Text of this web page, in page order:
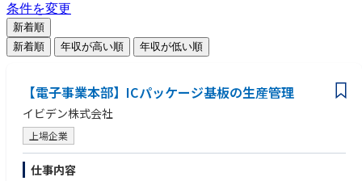
条件を変更
新着順
新着順
年収が高い順 年収が低い順
【電子事業本部】ICパッケージ基板の生産管理
イビデン株式会社
上場企業
仕事内容